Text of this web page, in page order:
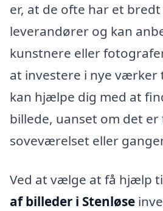
er, at de ofte har et
leverandører og kan
kunstnere eller
at investere i nye værker
kan hjælpe dig med at
billede, uanset om det er
soveværelset eller
Ved at vælge at få hjælp
af billeder i Stenløse